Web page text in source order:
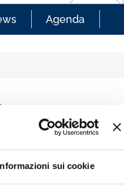
sui cookie
Agenda